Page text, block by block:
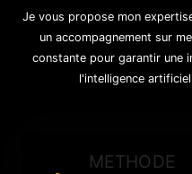
Je vous propose mon
un accompagnement sur
constante pour garantir une
l'intelligence
METHODE